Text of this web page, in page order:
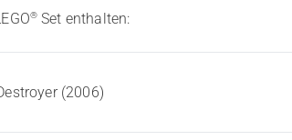
® Set enthalten:
(2006)